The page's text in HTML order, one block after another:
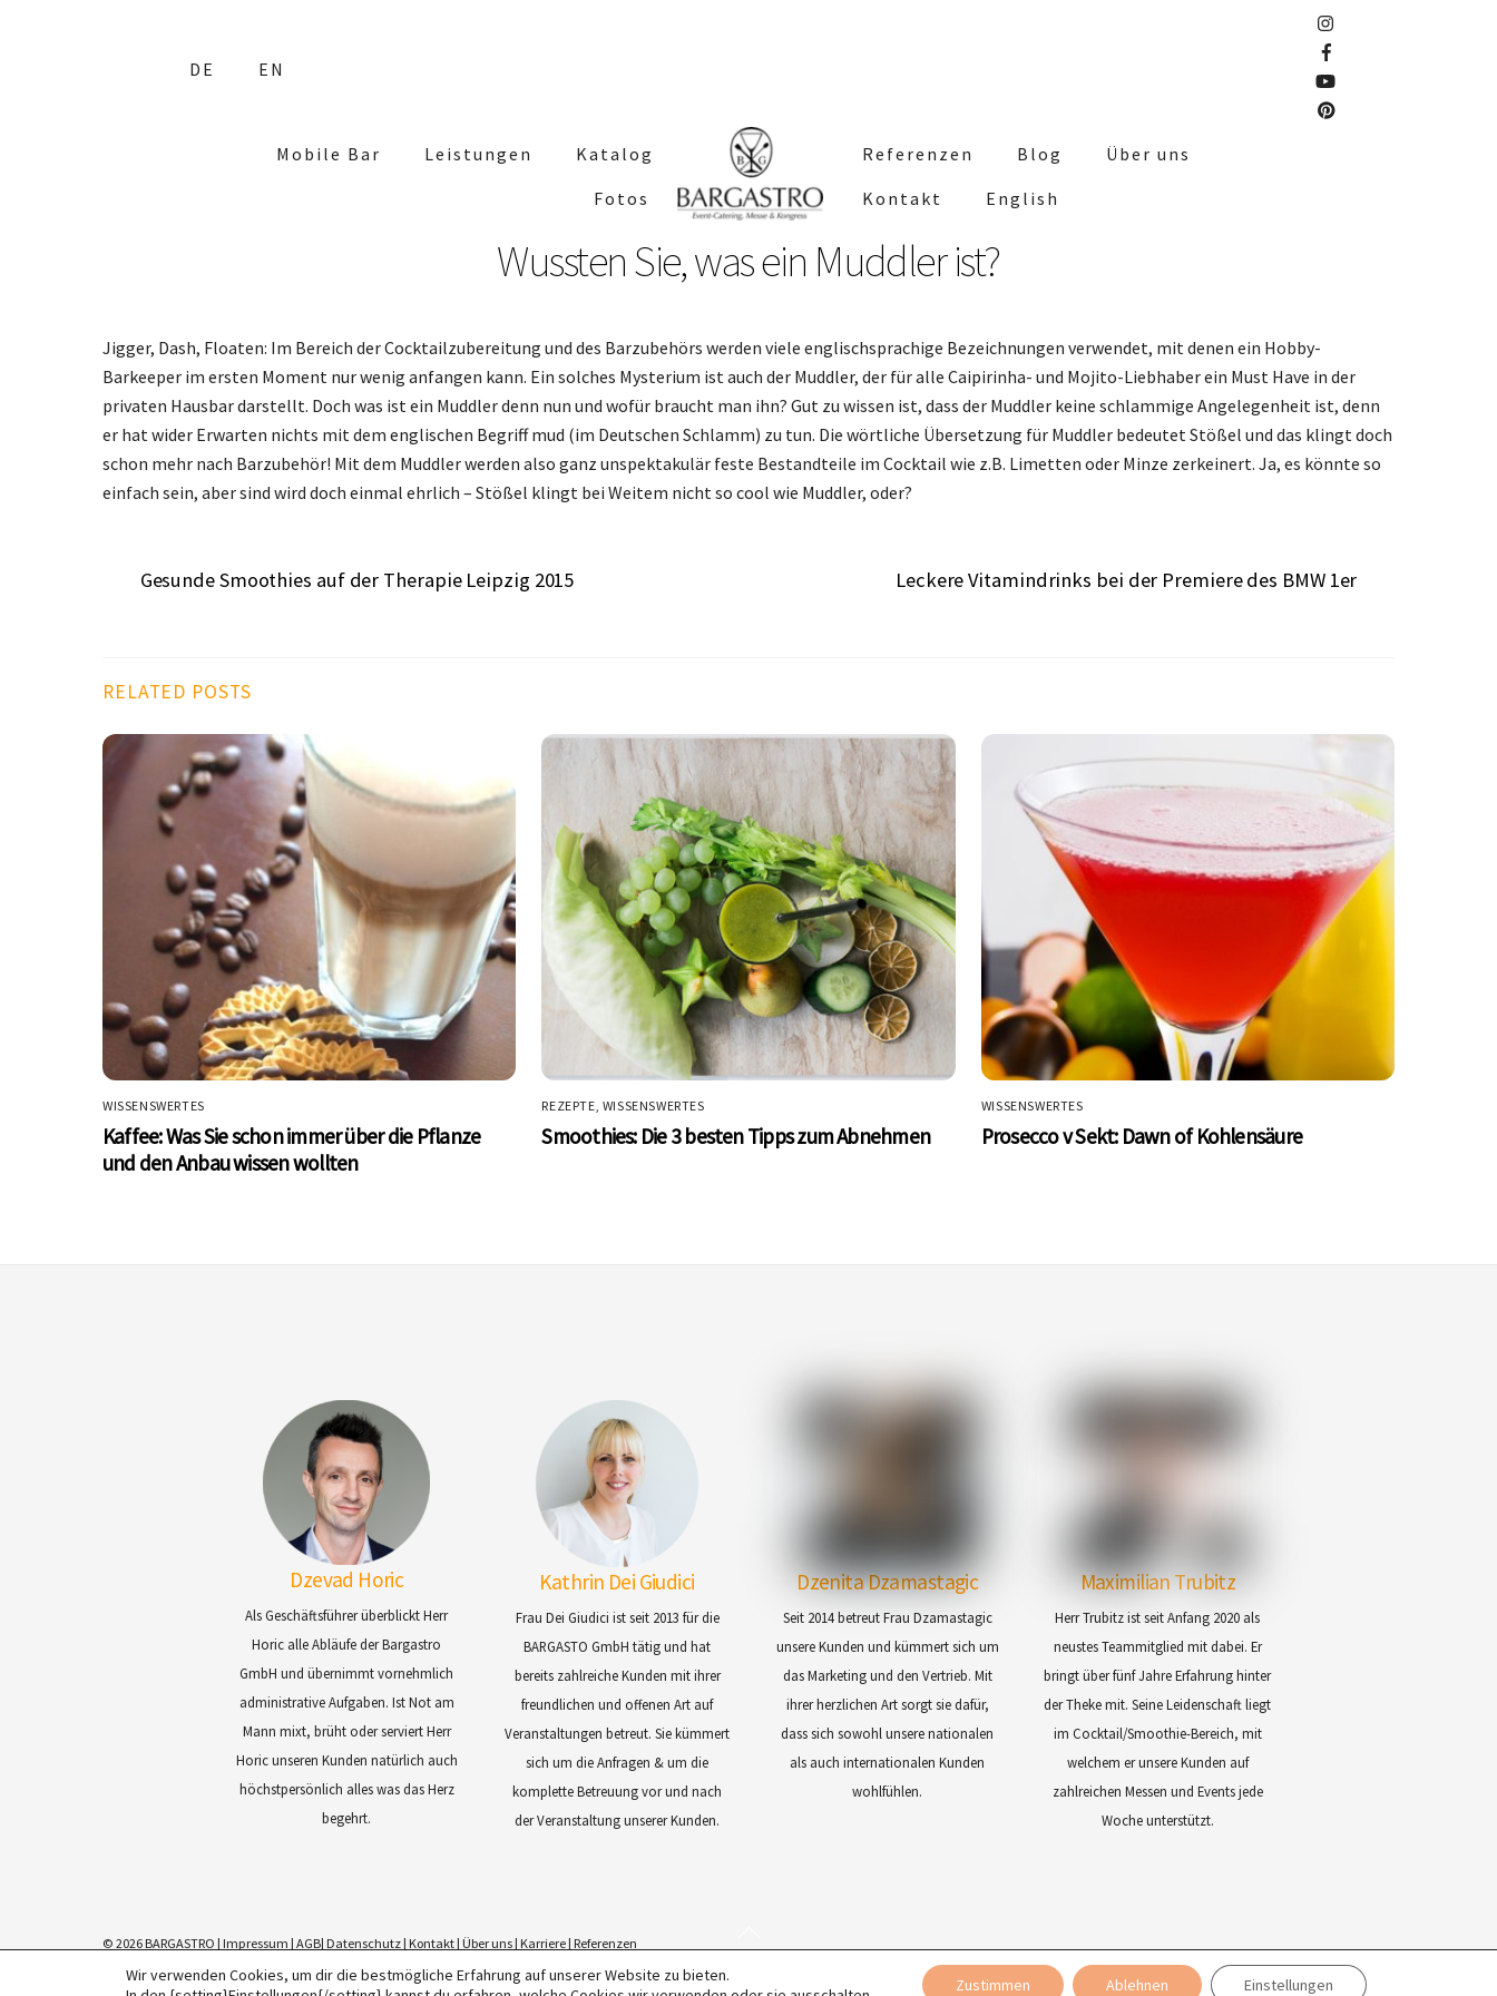
DE EN
Mobile Bar Leistungen
Katalog
Fotos
Referenzen Blog
Über uns
Kontakt
English
Wussten Sie, was ein Muddler ist?
Jigger, Dash, Floaten: Im Bereich der Cocktailzubereitung und des Barzubehörs werden viele englischsprachige Bezeichnungen verwendet, mit denen ein Hobby-
Barkeeper im ersten Moment nur wenig anfangen kann. Ein solches Mysterium ist auch der Muddler, der für alle Caipirinha- und Mojito-Liebhaber ein Must Have in der
privaten Hausbar darstellt. Doch was ist ein Muddler denn nun und wofür braucht man ihn? Gut zu wissen ist, dass der Muddler keine schlammige Angelegenheit ist, denn
er hat wider Erwarten nichts mit dem englischen Begriff mud (im Deutschen Schlamm) zu tun. Die wörtliche Übersetzung für Muddler bedeutet Stößel und das klingt doch
schon mehr nach Barzubehör! Mit dem Muddler werden also ganz unspektakulär feste Bestandteile im Cocktail wie z.B. Limetten oder Minze zerkeinert. Ja, es könnte so
einfach sein, aber sind wird doch einmal ehrlich – Stößel klingt bei Weitem nicht so cool wie Muddler, oder?
Gesunde Smoothies auf der Therapie Leipzig 2015 Leckere Vitamindrinks bei der Premiere des BMW 1er
RELATED POSTS
WISSENSWERTES
Kaffee: Was Sie schon immer über die Pflanze
und den Anbau wissen wollten
REZEPTE WISSENSWERTES
Smoothies: Die 3 besten Tipps zum Abnehmen
WISSENSWERTES
Prosecco v Sekt: Dawn of Kohlensäure
Dzevad Horic
Als Geschäftsführer überblickt Herr
Horic alle Abläufe der Bargastro
GmbH und übernimmt vornehmlich
administrative Aufgaben. Ist Not am
Mann mixt, brüht oder serviert Herr
Horic unseren Kunden natürlich auch
höchstpersönlich alles was das Herz
begehrt.
Kathrin Dei Giudici
Frau Dei Giudici ist seit 2013 für die
BARGASTO GmbH tätig und hat
bereits zahlreiche Kunden mit ihrer
freundlichen und offenen Art auf
Veranstaltungen betreut. Sie kümmert
sich um die Anfragen & um die
komplette Betreuung vor und nach
der Veranstaltung unserer Kunden.
Dzenita Dzamastagic
Seit 2014 betreut Frau Dzamastagic
unsere Kunden und kümmert sich um
das Marketing und den Vertrieb. Mit
ihrer herzlichen Art sorgt sie dafür,
dass sich sowohl unsere nationalen
als auch internationalen Kunden
wohlfühlen.
Maximilian Trubitz
Herr Trubitz ist seit Anfang 2020 als
neustes Teammitglied mit dabei. Er
bringt über fünf Jahre Erfahrung hinter
der Theke mit. Seine Leidenschaft liegt
im Cocktail/Smoothie-Bereich, mit
welchem er unsere Kunden auf
zahlreichen Messen und Events jede
Woche unterstützt.
© 2026 BARGASTRO | Impressum | AGB| Datenschutz| Kontakt| Über uns| Karriere| Referenzen
Wir verwenden Cookies, um dir die bestmögliche Erfahrung auf unserer Website zu bieten.
Zustimmen Ablehnen Einstellungen